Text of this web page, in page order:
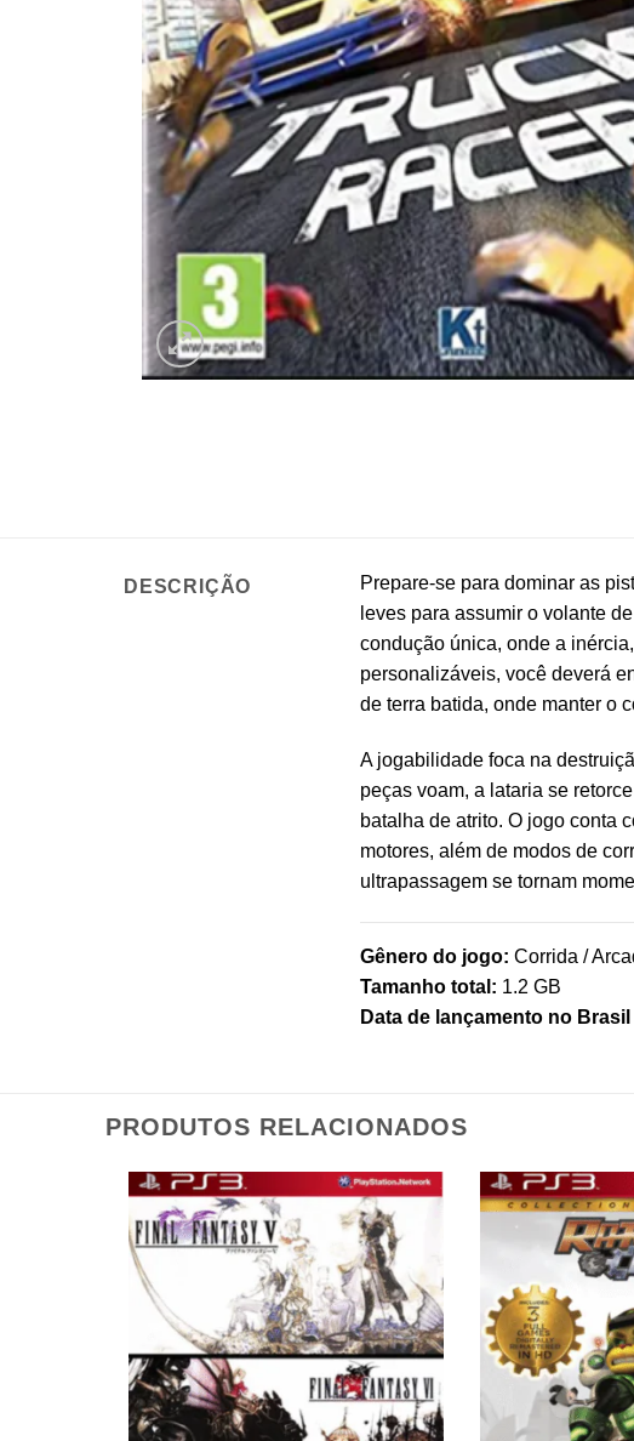
DESCRIÇÃO Prepare-se para dominar as
leves para assumir o volante
condução única, onde a
personalizáveis, você deverá
de terra batida, onde manter o
A jogabilidade foca na
peças voam, a lataria se
batalha de atrito. O jogo conta
motores, além de modos de
ultrapassagem se tornam
Gênero do jogo: Corrida /
Tamanho total: 1.2 GB
Data de lançamento no Brasil
PRODUTOS RELACIONADOS